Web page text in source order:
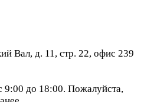
Вал, д. 11, стр. 22, офис 239
9:00 до 18:00. Пожалуйста,